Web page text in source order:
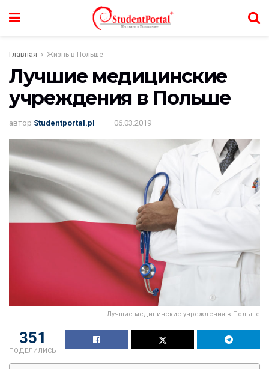
Главная Жизнь в Польше
Лучшие медицинские
учреждения в Польше
автор Studentportal.pl 06.03.2019
Лучшие медицинские учреждения в Польше
190
ПОДЕЛИЛИСЬ